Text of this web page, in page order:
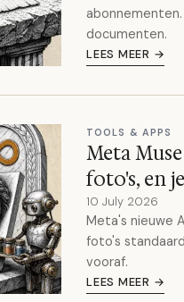
documenten.
LEES MEER →
TOOLS & APPS
Meta
foto's, en
10 July 2026
Meta's nieuwe
foto's
vooraf.
LEES MEER →